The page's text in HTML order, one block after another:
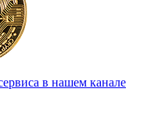
в нашем канале